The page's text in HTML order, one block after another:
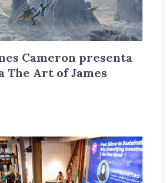
Cameron presenta
The Art of James